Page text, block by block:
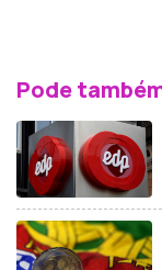
Pode